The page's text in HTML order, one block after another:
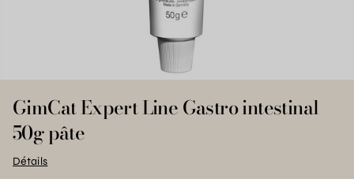
GimCat Expert Line Gastro intestinal
50g pâte
Détails